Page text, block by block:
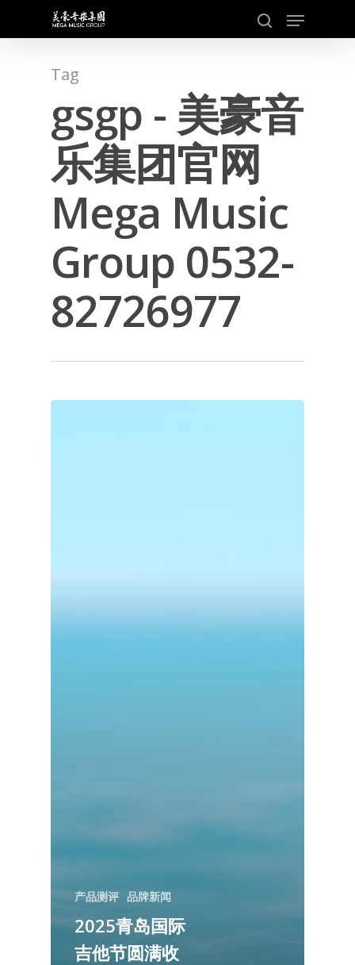
search
Menu
Tag
gsgp - 美豪音
乐集团官网
Mega Music
Group 0532-
82726977
产品测评 品牌新闻
2025青岛国际
吉他节圆满收